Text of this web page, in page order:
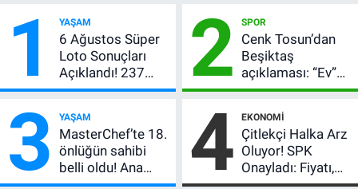
1 YAŞAM
6 Ağustos Süper
Loto Sonuçları
Açıklandı! 237
Milyon TL’lik
2 SPOR
Cenk Tosun’dan
Beşiktaş
açıklaması: “Ev”
dedi, asıl mesajı
verdi
3 YAŞAM
MasterChef’te 18.
önlüğün sahibi
belli oldu! Ana
kadroya giren
4 EKONOMI
Çitlekçi Halka Arz
Oluyor! SPK
Onayladı: Fiyatı,
Lot Sayısı ve